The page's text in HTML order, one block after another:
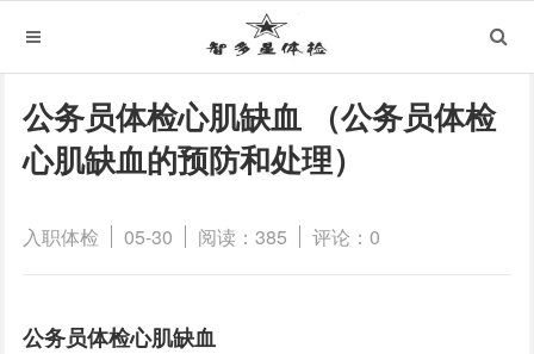
公务员体检心肌缺血 （公务员体检
心肌缺血的预防和处理）
入职体检 05-30 阅读：385 评论：0
公务员体检心肌缺血